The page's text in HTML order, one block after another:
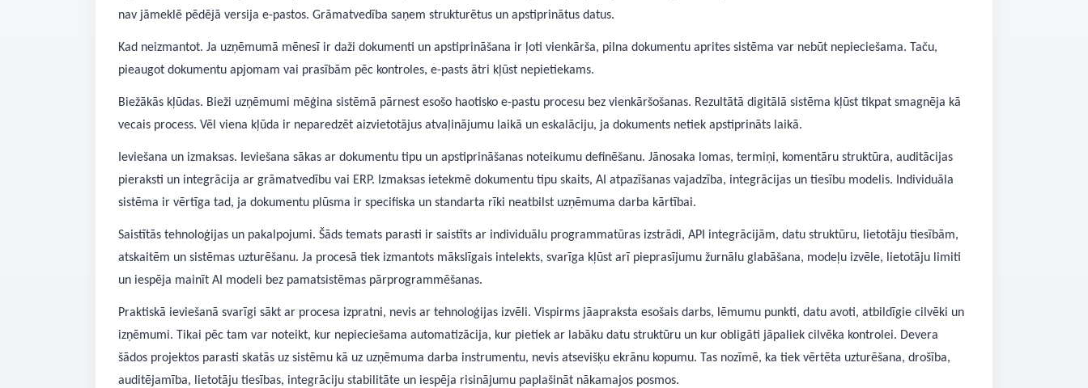
nav jāmeklē pēdējā versija e-pastos. Grāmatvedība saņem strukturētus un apstiprinātus datus.
Kad neizmantot. Ja uzņēmumā mēnesī ir daži dokumenti un apstiprināšana ir ļoti vienkārša, pilna dokumentu aprites sistēma var nebūt nepieciešama. Taču,
pieaugot dokumentu apjomam vai prasībām pēc kontroles, e-pasts ātri kļūst nepietiekams.
Biežākās kļūdas. Bieži uzņēmumi mēģina sistēmā pārnest esošo haotisko e-pastu procesu bez vienkāršošanas. Rezultātā digitālā sistēma kļūst tikpat smagnēja kā
vecais process. Vēl viena kļūda ir neparedzēt aizvietotājus atvaļinājumu laikā un eskalāciju, ja dokuments netiek apstiprināts laikā.
Ieviešana un izmaksas. Ieviešana sākas ar dokumentu tipu un apstiprināšanas noteikumu definēšanu. Jānosaka lomas, termiņi, komentāru struktūra, auditācijas
pieraksti un integrācija ar grāmatvedību vai ERP. Izmaksas ietekmē dokumentu tipu skaits, AI atpazīšanas vajadzība, integrācijas un tiesību modelis. Individuāla
sistēma ir vērtīga tad, ja dokumentu plūsma ir specifiska un standarta rīki neatbilst uzņēmuma darba kārtībai.
Saistītās tehnoloģijas un pakalpojumi. Šāds temats parasti ir saistīts ar individuālu programmatūras izstrādi, API integrācijām, datu struktūru, lietotāju tiesībām,
atskaitēm un sistēmas uzturēšanu. Ja procesā tiek izmantots mākslīgais intelekts, svarīga kļūst arī pieprasījumu žurnālu glabāšana, modeļu izvēle, lietotāju limiti
un iespēja mainīt AI modeli bez pamatsistēmas pārprogrammēšanas.
Praktiskā ieviešanā svarīgi sākt ar procesa izpratni, nevis ar tehnoloģijas izvēli. Vispirms jāapraksta esošais darbs, lēmumu punkti, datu avoti, atbildīgie cilvēki un
izņēmumi. Tikai pēc tam var noteikt, kur nepieciešama automatizācija, kur pietiek ar labāku datu struktūru un kur obligāti jāpaliek cilvēka kontrolei. Devera
šādos projektos parasti skatās uz sistēmu kā uz uzņēmuma darba instrumentu, nevis atsevišķu ekrānu kopumu. Tas nozīmē, ka tiek vērtēta uzturēšana, drošība,
auditējamība, lietotāju tiesības, integrāciju stabilitāte un iespēja risinājumu paplašināt nākamajos posmos.